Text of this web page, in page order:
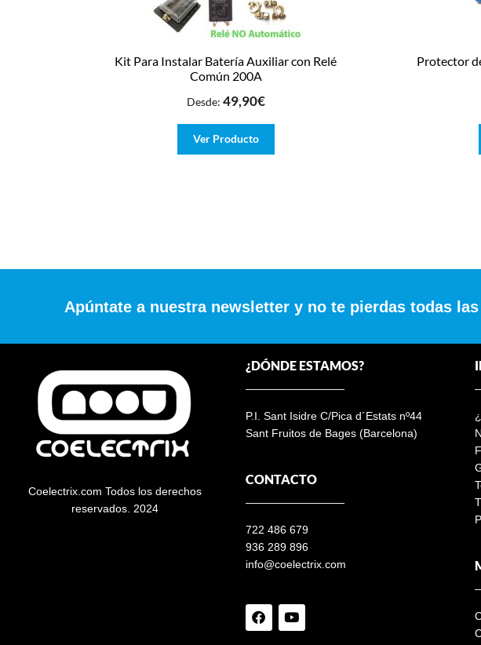
Kit Para Instalar Batería Auxiliar con Relé
Común 200A
Desde: 49,90€
Ver Producto
Protector
Apúntate a nuestra newsletter y no te pierdas todas
Coelectrix.com Todos los derechos
reservados. 2024
¿DÓNDE ESTAMOS?
P.I. Sant Isidre C/Pica d´Estats nº44
Sant Fruitos de Bages (Barcelona)
CONTACTO
722 486 679
936 289 896
info@coelectrix.com